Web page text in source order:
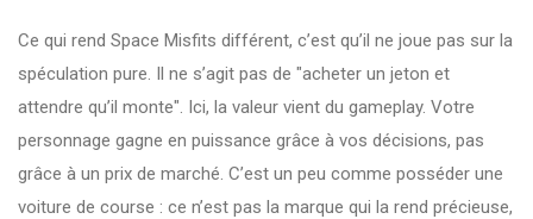
Ce qui rend Space Misfits différent, c’est qu’il ne joue pas sur la
spéculation pure. Il ne s’agit pas de "acheter un jeton et
attendre qu’il monte". Ici, la valeur vient du gameplay. Votre
personnage gagne en puissance grâce à vos décisions, pas
grâce à un prix de marché. C’est un peu comme posséder une
voiture de course : ce n’est pas la marque qui la rend précieuse,